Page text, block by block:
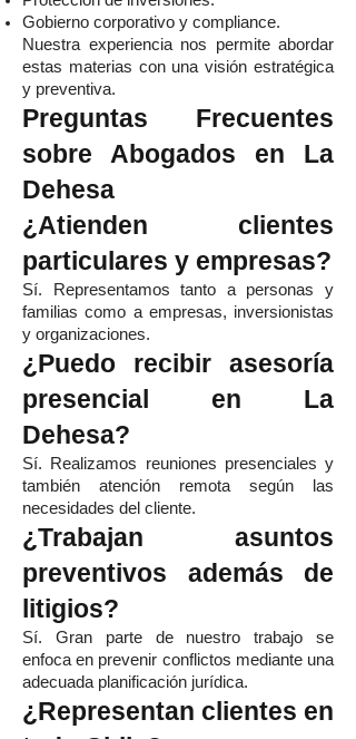
Gobierno corporativo y compliance.
Nuestra experiencia nos permite abordar
estas materias con una visión estratégica
y preventiva.
Preguntas Frecuentes
sobre Abogados en La
Dehesa
¿Atienden clientes
particulares y empresas?
Sí. Representamos tanto a personas y
familias como a empresas, inversionistas
y organizaciones.
¿Puedo recibir asesoría
presencial en La
Dehesa?
Sí. Realizamos reuniones presenciales y
también atención remota según las
necesidades del cliente.
¿Trabajan asuntos
preventivos además de
litigios?
Sí. Gran parte de nuestro trabajo se
enfoca en prevenir conflictos mediante una
adecuada planificación jurídica.
¿Representan clientes en